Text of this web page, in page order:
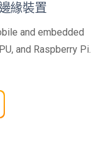
緣裝置
and embedded
and Raspberry Pi.